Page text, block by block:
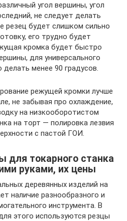
угол вершины, угол
не следует делать
резец будет слишком сильно
его трудно будет
кромка будет быстро
для универсального
делать менее 90 градусов.
режущей кромки лучше
не забывая про охлаждение,
на низкооборотистом
на торт — полировка лезвия
с пастой ГОИ.
для токарного станка
руками, их цены
деревянных изделий на
наличие разнообразного и
инструмента. В
этого используются резцы